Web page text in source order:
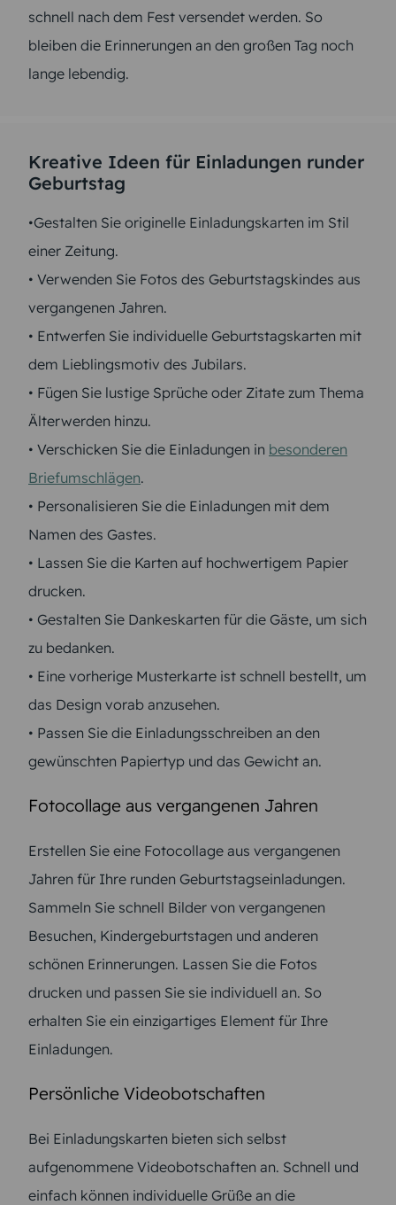
schnell nach dem Fest versendet werden. So
bleiben die Erinnerungen an den großen Tag noch
lange lebendig.
Kreative Ideen für Einladungen runder
Geburtstag
•Gestalten Sie originelle Einladungskarten im Stil
einer Zeitung.
• Verwenden Sie Fotos des Geburtstagskindes aus
vergangenen Jahren.
• Entwerfen Sie individuelle Geburtstagskarten mit
dem Lieblingsmotiv des Jubilars.
• Fügen Sie lustige Sprüche oder Zitate zum Thema
Älterwerden hinzu.
• Verschicken Sie die Einladungen in besonderen
Briefumschlägen.
• Personalisieren Sie die Einladungen mit dem
Namen des Gastes.
• Lassen Sie die Karten auf hochwertigem Papier
drucken.
• Gestalten Sie Dankeskarten für die Gäste, um sich
zu bedanken.
• Eine vorherige Musterkarte ist schnell bestellt, um
das Design vorab anzusehen.
• Passen Sie die Einladungsschreiben an den
gewünschten Papiertyp und das Gewicht an.
Fotocollage aus vergangenen Jahren
Erstellen Sie eine Fotocollage aus vergangenen
Jahren für Ihre runden Geburtstagseinladungen.
Sammeln Sie schnell Bilder von vergangenen
Besuchen, Kindergeburtstagen und anderen
schönen Erinnerungen. Lassen Sie die Fotos
drucken und passen Sie sie individuell an. So
erhalten Sie ein einzigartiges Element für Ihre
Einladungen.
Persönliche Videobotschaften
Bei Einladungskarten bieten sich selbst
aufgenommene Videobotschaften an. Schnell und
einfach können individuelle Grüße an die